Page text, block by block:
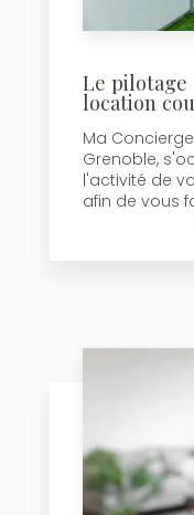
Le pilotage
location
Ma
Grenoble,
l'activité de
afin de vous